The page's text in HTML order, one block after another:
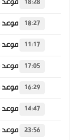
18:28
18:27
11:17
17:05
16:29
14:47
23:56